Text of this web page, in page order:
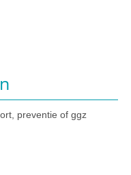
preventie of ggz